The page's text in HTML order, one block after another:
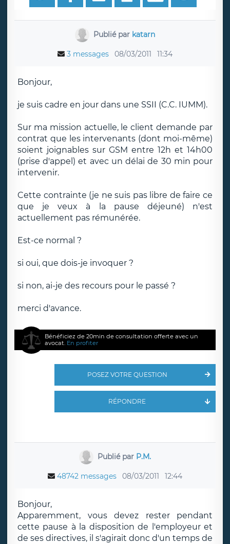
Publié par katarn
3 messages 08/03/2011 11:34
Bonjour,
je suis cadre en jour dans une SSII (C.C. IUMM).
Sur ma mission actuelle, le client demande par
contrat que les intervenants (dont moi-même)
soient joignables sur GSM entre 12h et 14h00
(prise d'appel) et avec un délai de 30 min pour
intervenir.
Cette contrainte (je ne suis pas libre de faire ce
que je veux à la pause déjeuné) n'est
actuellement pas rémunérée.
Est-ce normal ?
si oui, que dois-je invoquer ?
si non, ai-je des recours pour le passé ?
merci d'avance.
Bénéficiez de 20min de consultation offerte avec un
avocat. En profiter
POSEZ VOTRE QUESTION
RÉPONDRE
Publié par P.M.
48742 messages 08/03/2011 12:44
Bonjour,
Apparemment, vous devez rester pendant
cette pause à la disposition de l'employeur et
de ses directives, il s'agirait donc d'un temps de